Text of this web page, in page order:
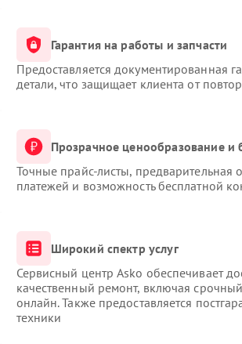
Гарантия на работы и запчасти
Предоставляется документированная
детали, что защищает клиента от
Прозрачное ценообразование и
Точные прайс-листы, предварительная
платежей и возможность бесплатной
Широкий спектр услуг
Сервисный центр Asko обеспечивает
качественный ремонт, включая
онлайн. Также предоставляется
техники